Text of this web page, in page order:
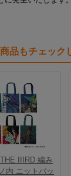
品もチェック
IIIRD 編み
内 ニットバッ